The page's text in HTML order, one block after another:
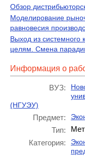
Обзор
Моделирование
равновесия
Выход из системного
целям. Смена
Информация о
ВУЗ:
(НГУЭУ)
Предмет:
Тип:
Категория: